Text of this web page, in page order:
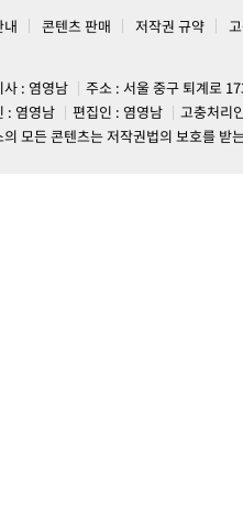
내 콘텐츠 판매 저작권 규약
사 : 염영남
주소 : 서울 중구 퇴계로
: 염영남
편집인 : 염영남
고충처리
의 모든 콘텐츠는 저작권법의 보호를